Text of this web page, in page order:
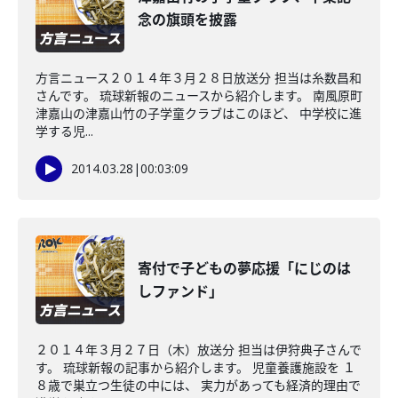
念の旗頭を披露
方言ニュース２０１４年３月２８日放送分 担当は糸数昌和
さんです。 琉球新報のニュースから紹介します。 南風原町
津嘉山の津嘉山竹の子学童クラブはこのほど、 中学校に進
学する児...
2014.03.28 |00:03:09
寄付で子どもの夢応援「にじのは
しファンド」
２０１４年３月２７日（木）放送分 担当は伊狩典子さんで
す。 琉球新報の記事から紹介します。 児童養護施設を １
８歳で巣立つ生徒の中には、 実力があっても経済的理由で